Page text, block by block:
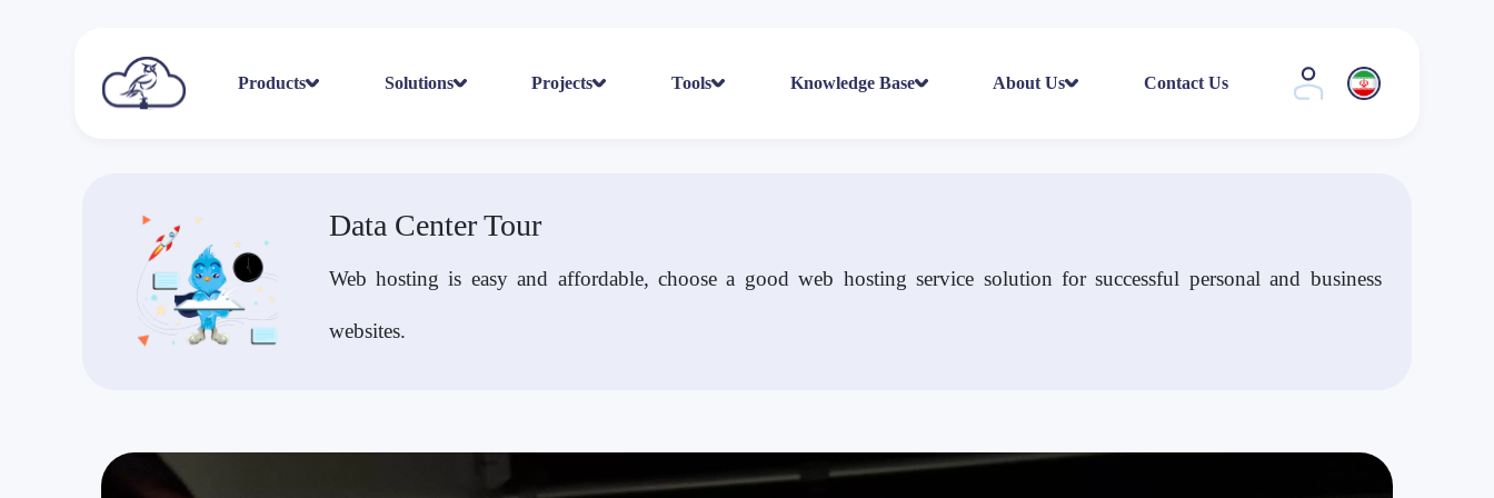
Products Solutions Projects Tools Knowledge Base About Us Contact Us
Data Center Tour
Web hosting is easy and affordable, choose a good web hosting service solution for successful personal and business
websites.